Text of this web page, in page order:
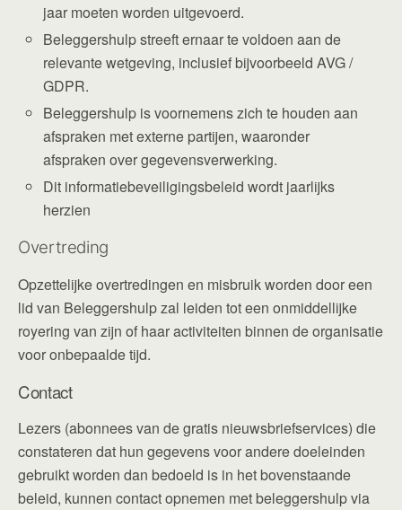
jaar moeten worden uitgevoerd.
Beleggershulp streeft ernaar te voldoen aan de
relevante wetgeving, inclusief bijvoorbeeld AVG /
GDPR.
Beleggershulp is voornemens zich te houden aan
afspraken met externe partijen, waaronder
afspraken over gegevensverwerking.
Dit informatiebeveiligingsbeleid wordt jaarlijks
herzien
Overtreding
Opzettelijke overtredingen en misbruik worden door een
lid van Beleggershulp zal leiden tot een onmiddellijke
royering van zijn of haar activiteiten binnen de organisatie
voor onbepaalde tijd.
Contact
Lezers (abonnees van de gratis nieuwsbriefservices) die
constateren dat hun gegevens voor andere doeleinden
gebruikt worden dan bedoeld is in het bovenstaande
beleid, kunnen contact opnemen met beleggershulp via